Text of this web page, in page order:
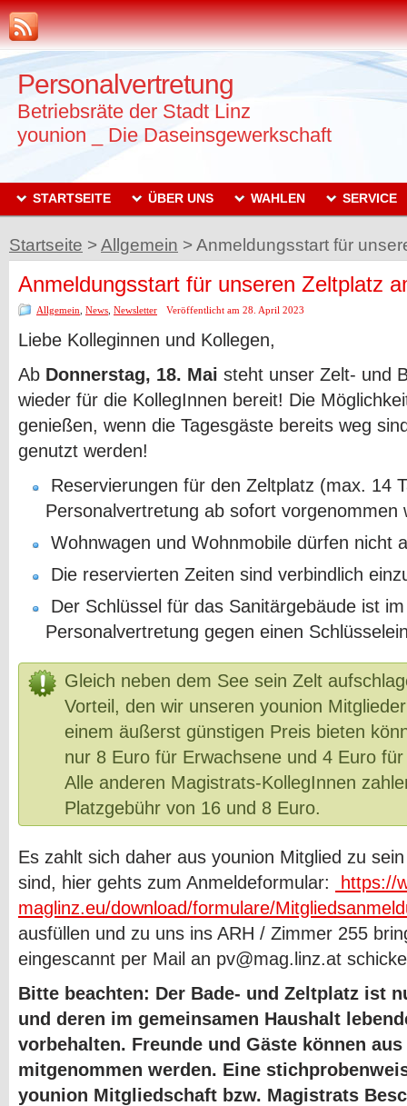
Personalvertretung
Betriebsräte der Stadt Linz
younion _ Die Daseinsgewerkschaft
STARTSEITE ÜBER UNS WAHLEN SERVICE
Startseite > Allgemein > Anmeldungsstart für
Anmeldungsstart für unseren Zeltplatz
Allgemein News Newsletter Veröffentlicht am 28. April 2023
Liebe Kolleginnen und Kollegen,
Ab Donnerstag, 18. Mai steht unser Zelt- und
wieder für die KollegInnen bereit! Die
genießen, wenn die Tagesgäste bereits weg
genutzt werden!
Reservierungen für den Zeltplatz (max. 14
Personalvertretung ab sofort vorgenommen
Wohnwagen und Wohnmobile dürfen nicht
Die reservierten Zeiten sind verbindlich
Der Schlüssel für das Sanitärgebäude ist
Personalvertretung gegen einen
Gleich neben dem See sein Zelt
Vorteil, den wir unseren younion
einem äußerst günstigen Preis bieten
nur 8 Euro für Erwachsene und 4 Euro
Alle anderen Magistrats-KollegInnen
Platzgebühr von 16 und 8 Euro.
Es zahlt sich daher aus younion Mitglied zu
sind, hier gehts zum Anmeldeformular:
https://
maglinz.eu/download/formulare/
ausfüllen und zu uns ins ARH / Zimmer 255
eingescannt per Mail an pv@mag.linz.at
Bitte beachten: Der Bade- und Zeltplatz ist
und deren im gemeinsamen Haushalt
vorbehalten. Freunde und Gäste können
mitgenommen werden. Eine
younion Mitgliedschaft bzw. Magistrats